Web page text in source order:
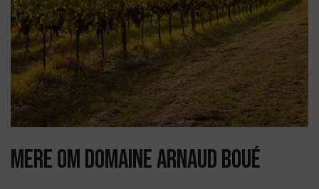
Mere om Domaine Arnaud Boué